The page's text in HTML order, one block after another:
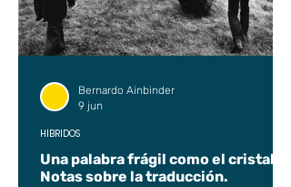
Una palabra frágil como el cristal.
Notas sobre la traducción.
HÍBRIDOS
Bernardo Ainbinder
9 jun